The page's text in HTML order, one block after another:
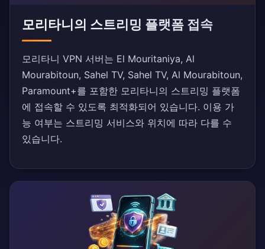
모리타니의 스트리밍 플랫폼 접속
모리타니 VPN 서버는 El Mouritaniya, Al
Mourabitoun, Sahel TV, Sahel TV, Al Mourabitoun,
Paramount+를 포함한 모리타니의 스트리밍 플랫폼
에 접속할 수 있도록 최적화되어 있습니다. 이용 가
능 여부는 스트리밍 서비스와 위치에 따라 다를 수
있습니다.